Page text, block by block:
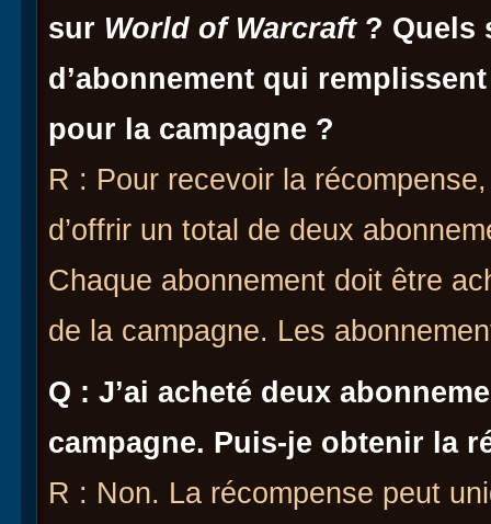
sur World of Warcraft? Quels
d’abonnement qui
pour la campagne ?
R : Pour recevoir la
d’offrir un total de deux
Chaque abonnement doit être
de la campagne. Les
Q : J’ai acheté deux
campagne. Puis-je obtenir la
R : Non. La récompense peut